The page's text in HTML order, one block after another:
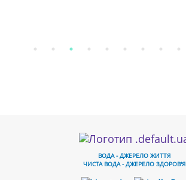
ВОДА - ДЖЕРЕЛО ЖИТТЯ
ЧИСТА ВОДА - ДЖЕРЕЛО ЗДОРОВ'Я